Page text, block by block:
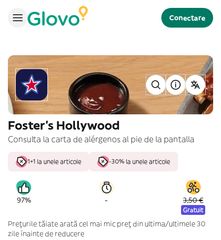
Conectare
Foster's Hollywood
Consulta la carta de alérgenos al pie de la pantalla
1+1 la unele articole -30% la unele articole
97% - 3,50 €
Gratuit
Prețurile tăiate arată cel mai mic preț din ultima/ultimele 30
zile înainte de reducere